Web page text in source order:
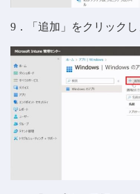
9．「追加」をクリックし